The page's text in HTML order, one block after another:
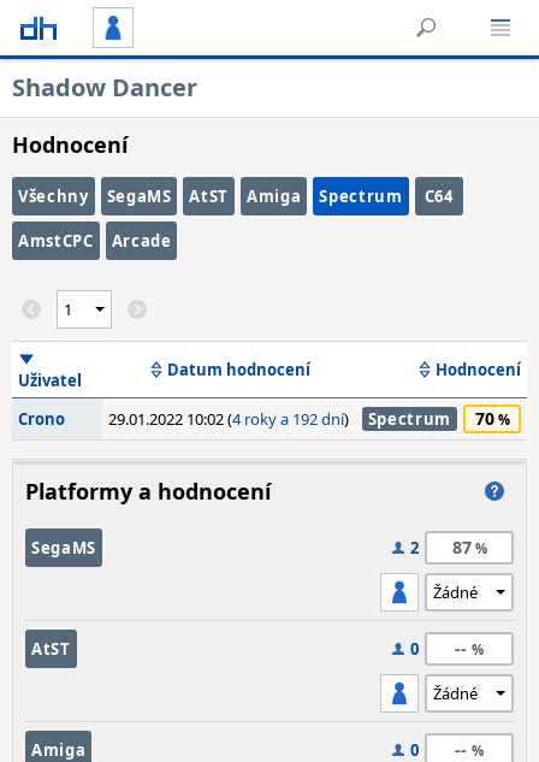
Shadow Dancer
Hodnocení
Všechny SegaMS AtST Amiga Spectrum C64
AmstCPC Arcade
Uživatel Datum hodnocení Hodnocení
Crono 29.01.2022 10:02 (4 roky a 192 dní) Spectrum 70
Platformy a hodnocení
SegaMS 2 87
AtST 0 --
Amiga 0 --